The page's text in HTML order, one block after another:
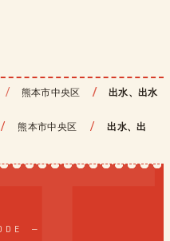
熊本市中央区 出水、出水
/ 熊本市中央区 /
出水、出
—